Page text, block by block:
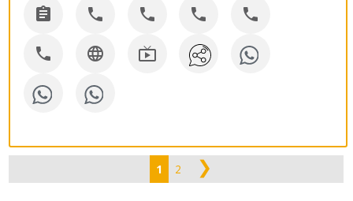
    
  
1 2 ❯